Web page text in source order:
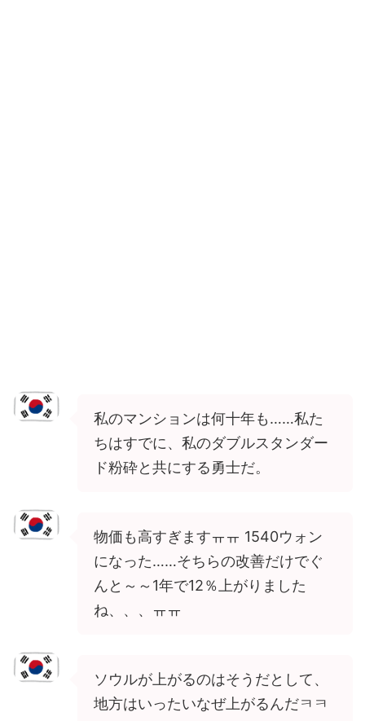
私のマンションは何十年も……私た
ちはすでに、私のダブルスタンダー
ド粉砕と共にする勇士だ。
物価も高すぎますㅠㅠ 1540ウォン
になった……そちらの改善だけでぐ
んと～～1年で12％上がりました
ね、、、ㅠㅠ
ソウルが上がるのはそうだとして、
地方はいったいなぜ上がるんだㅋㅋ